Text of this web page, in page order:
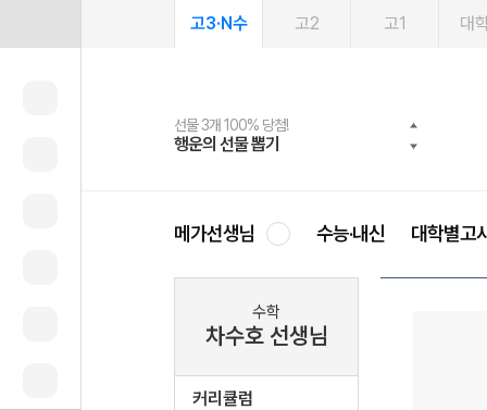
고3·N수 고2 고1 대
선물 3개 100% 당첨!
행운의 선물 뽑기
선물 100% 증정!
메가스터디 X 올리브
여름방학 스터디 캐시백
메가런 썸머스쿨
2027 러셀 단과
강사 공개선발
스마트러닝앱
설문 EVENT
메가패스
3일 무료 체험권
메가패스 수강생 무료혜택!
메가클럽 멤버십
사회공헌 캠페인
희망이룸 메가나눔
메가선생님 수능·내신 대학별고
수학
차수호 선생님
커리큘럼